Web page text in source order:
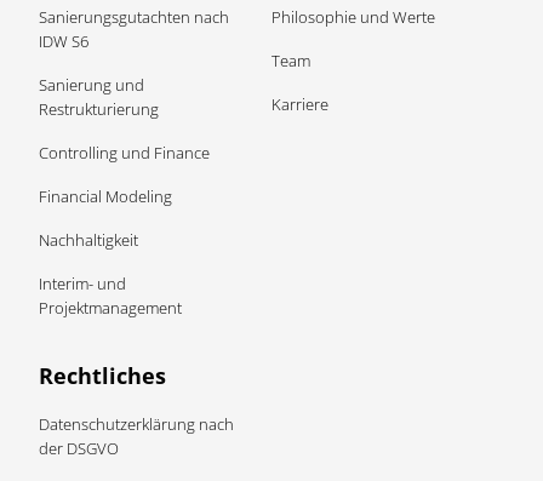
Sanierungsgutachten nach
IDW S6
Sanierung und
Restrukturierung
Controlling und Finance
Financial Modeling
Nachhaltigkeit
Interim- und
Projektmanagement
Philosophie und Werte
Team
Karriere
Rechtliches
Datenschutzerklärung nach
der DSGVO